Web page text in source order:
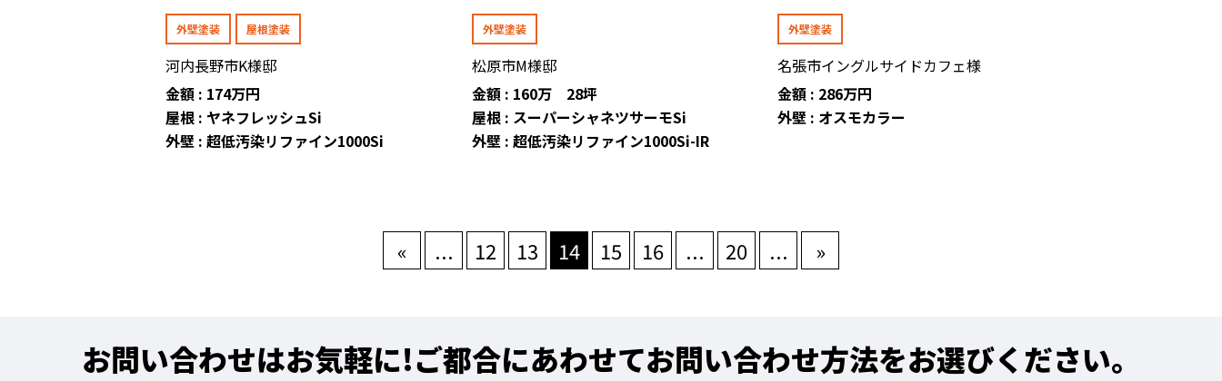
外壁塗装 屋根塗装
河内長野市K様邸
金額 : 174万円
屋根 : ヤネフレッシュSi
外壁 : 超低汚染リファイン1000Si
外壁塗装
松原市M様邸
金額 : 160万 28坪
屋根 : スーパーシャネツサーモSi
外壁 : 超低汚染リファイン1000Si-IR
外壁塗装
名張市イングルサイドカフェ様
金額 : 286万円
外壁 : オスモカラー
« ... 12 13 14 15 16 ... 20 ... »
お問い合わせはお気軽に!ご都合にあわせてお問い合わせ方法をお選びください。